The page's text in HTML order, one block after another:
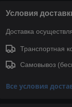
Условия
Доставка
Транспортная
Самовывоз
Все условия